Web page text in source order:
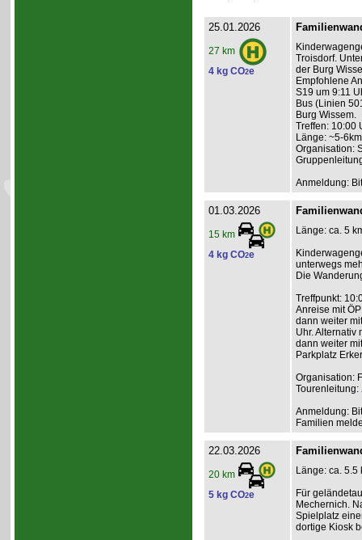
25.01.2026
27 km
4 kg CO2e
Troisdorf.
der Burg
Empfohlene
S19 um 9:11
Bus (Linien
Burg Wissem.
Treffen: 10:00
Länge: ~5-6km
Organisation:
Anmeldung:
01.03.2026
15 km
4 kg CO2e
Länge: ca. 5
unterwegs
Die
Treffpunkt:
Anreise mit
dann weiter
Uhr. Alternativ
dann weiter
Parkplatz
Organisation:
Tourenleitung:
Anmeldung:
Familien
22.03.2026
20 km
5 kg CO2e
Länge: ca. 5.5
Für
Mechernich.
Spielplatz
dortige Kiosk